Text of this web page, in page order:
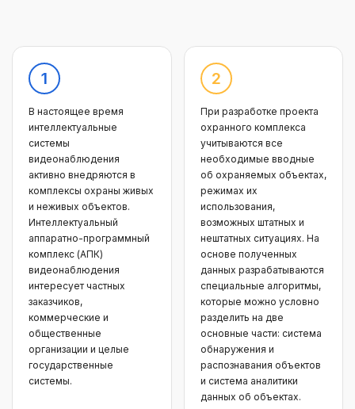
В настоящее время
интеллектуальные
системы
видеонаблюдения
активно внедряются в
комплексы охраны живых
и неживых объектов.
Интеллектуальный
аппаратно-программный
комплекс (АПК)
видеонаблюдения
интересует частных
заказчиков,
коммерческие и
общественные
организации и целые
государственные
системы.
При разработке проекта
охранного комплекса
учитываются все
необходимые вводные
об охраняемых объектах,
режимах их
использования,
возможных штатных и
нештатных ситуациях. На
основе полученных
данных разрабатываются
специальные алгоритмы,
которые можно условно
разделить на две
основные части: система
обнаружения и
распознавания объектов
и система аналитики
данных об объектах.